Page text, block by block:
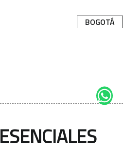
BOGOTÁ
ESENCIALES